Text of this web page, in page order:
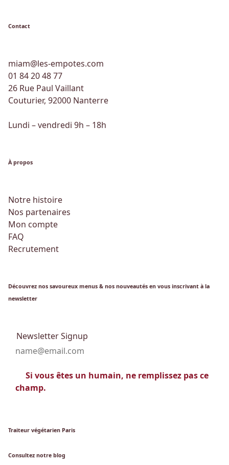
Contact
miam@les-empotes.com
01 84 20 48 77
26 Rue Paul Vaillant
Couturier, 92000 Nanterre
Lundi – vendredi 9h – 18h
À propos
Notre histoire
Nos partenaires
Mon compte
FAQ
Recrutement
Découvrez nos savoureux menus & nos nouveautés en vous inscrivant à la
newsletter
Newsletter Signup
Si vous êtes un humain, ne remplissez pas ce
champ.
Traiteur végétarien Paris
Consultez notre blog